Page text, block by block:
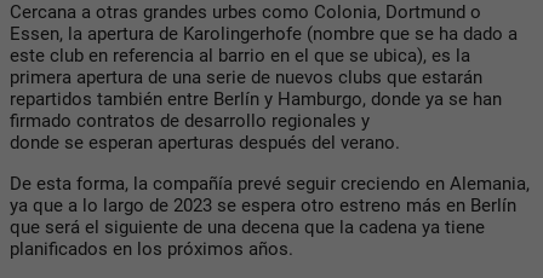
Cercana a otras grandes urbes como Colonia, Dortmund o
Essen, la apertura de Karolingerhofe (nombre que se ha dado a
este club en referencia al barrio en el que se ubica), es la
primera apertura de una serie de nuevos clubs que estarán
repartidos también entre Berlín y Hamburgo, donde ya se han
firmado contratos de desarrollo regionales y
donde se esperan aperturas después del verano.
De esta forma, la compañía prevé seguir creciendo en Alemania,
ya que a lo largo de 2023 se espera otro estreno más en Berlín
que será el siguiente de una decena que la cadena ya tiene
planificados en los próximos años.